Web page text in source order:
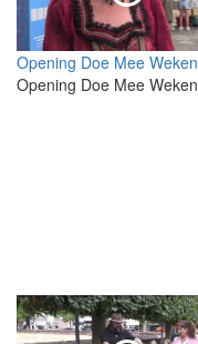
Opening Doe Mee Weken
Opening Doe Mee Weken